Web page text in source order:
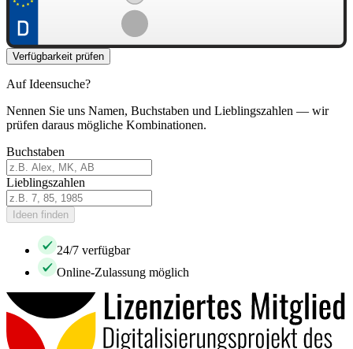
Verfügbarkeit prüfen
Auf Ideensuche?
Nennen Sie uns Namen, Buchstaben und Lieblingszahlen — wir
prüfen daraus mögliche Kombinationen.
Buchstaben
Lieblingszahlen
Ideen finden
24/7 verfügbar
Online-Zulassung möglich